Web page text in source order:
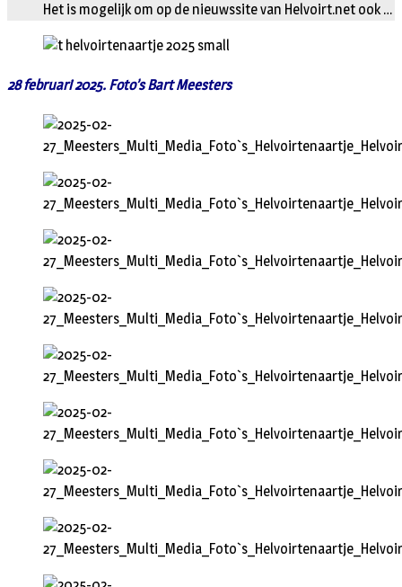
Het is mogelijk om op de nieuwssite van Helvoirt.net ook …
28 februari 2025. Foto’s Bart Meesters